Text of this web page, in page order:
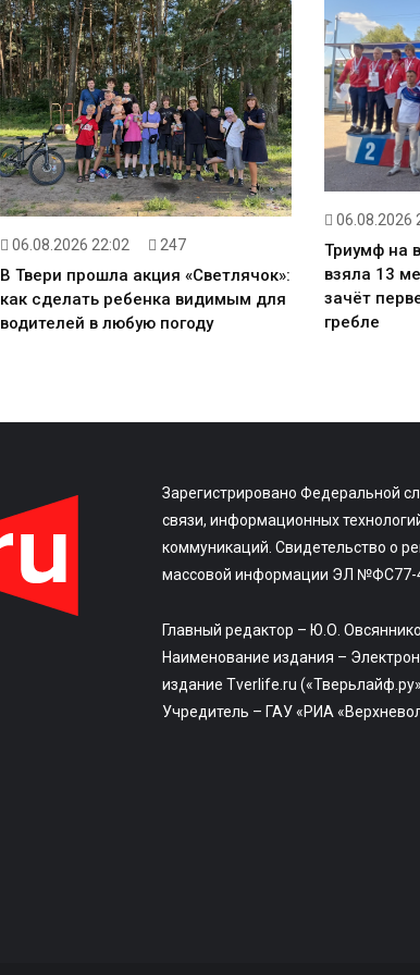
06.08.2026 22:02 247
В Твери прошла акция «Светлячок»:
как сделать ребенка видимым для
водителей в любую погоду
06.08.2026
Триумф на
взяла 13
зачёт
гребле
Зарегистрировано Федеральной
связи, информационных
коммуникаций. Свидетельство о
массовой информации ЭЛ №ФС77-
Главный редактор – Ю.О.
Наименование издания –
издание Tverlife.ru
Учредитель – ГАУ «РИА